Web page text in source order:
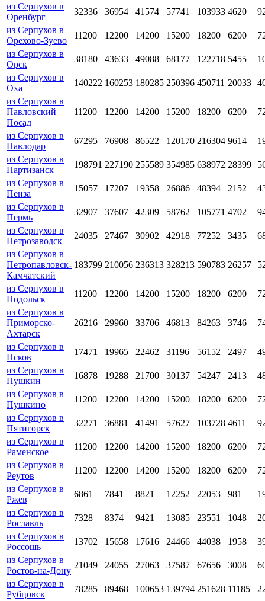
из Серпухов в
Оренбург
32336 36954 41574 57741 103933 4620
из Серпухов в
Орехово-Зуево
11200 12200 14200 15200 18200 6200
из Серпухов в
Орск
38180 43633 49088 68177 122718 5455
из Серпухов в
Оха
140222 160253 180285 250396 450711 20033
из Серпухов в
Павловский
Посад
11200 12200 14200 15200 18200 6200
из Серпухов в
Павлодар
67295 76908 86522 120170 216304 9614
из Серпухов в
Партизанск
198791 227190 255589 354985 638972 28399
из Серпухов в
Пенза
15057 17207 19358 26886 48394 2152
из Серпухов в
Пермь
32907 37607 42309 58762 105771 4702
из Серпухов в
Петрозаводск
24035 27467 30902 42918 77252 3435
из Серпухов в
Петропавловск-
Камчатский
183799 210056 236313 328213 590783 26257
из Серпухов в
Подольск
11200 12200 14200 15200 18200 6200
из Серпухов в
Приморско-
Ахтарск
26216 29960 33706 46813 84263 3746
из Серпухов в
Псков
17471 19965 22462 31196 56152 2497
из Серпухов в
Пушкин
16878 19288 21700 30137 54247 2413
из Серпухов в
Пушкино
11200 12200 14200 15200 18200 6200
из Серпухов в
Пятигорск
32271 36881 41491 57627 103728 4611
из Серпухов в
Раменское
11200 12200 14200 15200 18200 6200
из Серпухов в
Реутов
11200 12200 14200 15200 18200 6200
из Серпухов в
Ржев
6861 7841 8821 12252 22053 981
из Серпухов в
Рославль
7328 8374 9421 13085 23551 1048
из Серпухов в
Россошь
13702 15658 17616 24466 44038 1958
из Серпухов в
Ростов-на-Дону
21049 24055 27063 37587 67656 3008
из Серпухов в
Рубцовск
78285 89468 100653 139794 251628 11185